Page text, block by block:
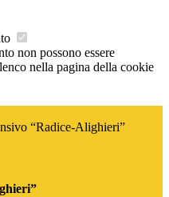
non possono essere
nella pagina della cookie
“Radice-Alighieri”